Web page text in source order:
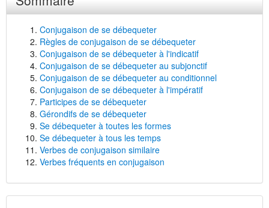
Conjugaison de se débequeter
Règles de conjugaison de se débequeter
Conjugaison de se débequeter à l'indicatif
Conjugaison de se débequeter au subjonctif
Conjugaison de se débequeter au conditionnel
Conjugaison de se débequeter à l'impératif
Participes de se débequeter
Gérondifs de se débequeter
Se débequeter à toutes les formes
Se débequeter à tous les temps
Verbes de conjugaison similaire
Verbes fréquents en conjugaison